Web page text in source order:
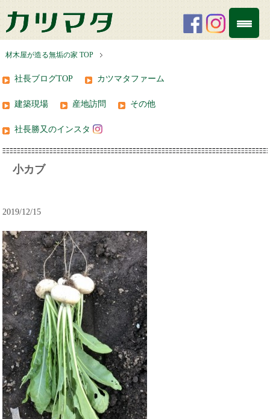
材木屋が造る無垢の家 TOP
社長ブログTOP カツマタファーム
建築現場 産地訪問 その他
社長勝又のインスタ
小カブ
2019/12/15